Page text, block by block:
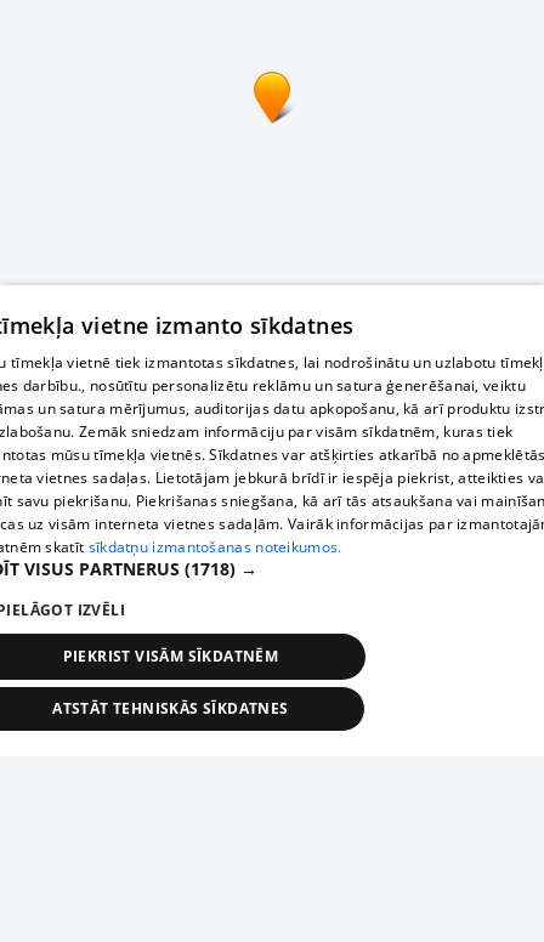
vietne izmanto sīkdatnes
tīmekļa vietnē tiek izmantotas sīkdatnes, lai nodrošinātu un uzlabotu
darbību., nosūtītu personalizētu reklāmu un satura ģenerēšanai, veiktu
un satura mērījumus, auditorijas datu apkopošanu, kā arī produktu
Zemāk sniedzam informāciju par visām sīkdatnēm, kuras tiek
mūsu tīmekļa vietnēs. Sīkdatnes var atšķirties atkarībā no
vietnes sadaļas. Lietotājam jebkurā brīdī ir iespēja piekrist, atteikties
savu piekrišanu. Piekrišanas sniegšana, kā arī tās atsaukšana vai
uz visām interneta vietnes sadaļām. Vairāk informācijas par
skatīt sīkdatņu izmantošanas noteikumos.
VISUS PARTNERUS (1718) →
IZVĒLI
PIEKRIST VISĀM SĪKDATNĒM
ATSTĀT TEHNISKĀS SĪKDATNES